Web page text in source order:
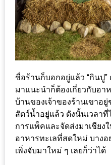
น้า
อ้วน
ชวน
หิว
ข้าว
อะไร
เอ่ย
อร่อย
ที่สุด?
ชื่อร้านก็บอกอยู่แล้ว “กินปู
มาแนะนำก็ต้องเกี่ยวกับอา
บ้านของเจ้าของร้านเขาอ
สัตว์น้ำอยู่แล้ว ดังนั้นเวลา
การแพ็คและจัดส่งมาเชีย
อาหารทะเลที่สดใหม่ บาง
เพิ่งจับมาใหม่ ๆ เลยก็ว่าได้